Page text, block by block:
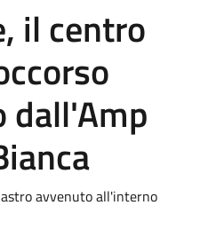
il centro
dall'Amp
avvenuto all'interno